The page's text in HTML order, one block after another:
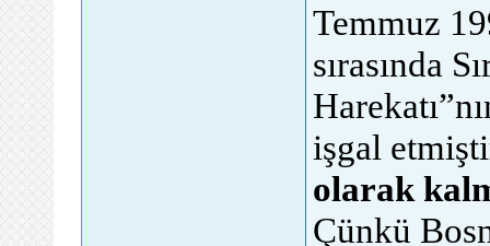
Temmuz
sırasında
işgal
olarak
Çünkü